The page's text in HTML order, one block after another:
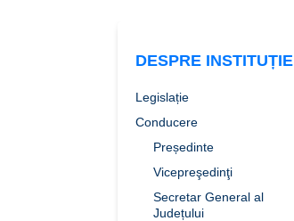
DESPRE INSTITUȚIE
Legislație
Conducere
Președinte
Vicepreşedinţi
Secretar General al
Județului